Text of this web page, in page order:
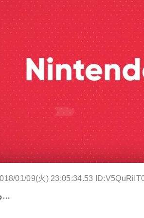
01/09(火) 23:05:34.53
…